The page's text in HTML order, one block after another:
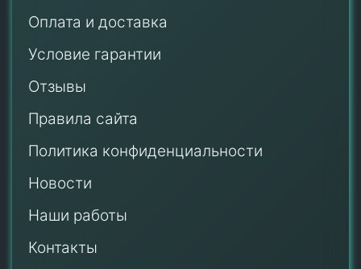
Оплата и доставка
Условие гарантии
Отзывы
Правила сайта
Политика конфиденциальности
Новости
Наши работы
Контакты